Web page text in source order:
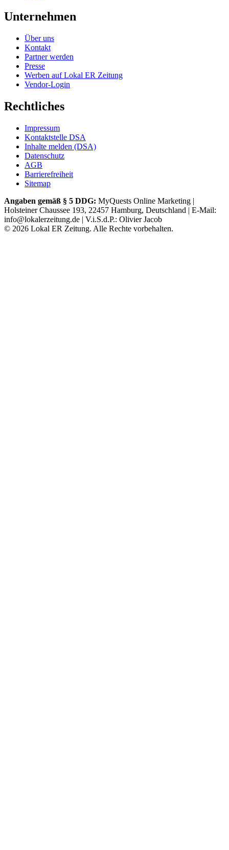
Unternehmen
Über uns
Kontakt
Partner werden
Presse
Werben auf Lokal ER Zeitung
Vendor-Login
Rechtliches
Impressum
Kontaktstelle DSA
Inhalte melden (DSA)
Datenschutz
AGB
Barrierefreiheit
Sitemap
Angaben gemäß § 5 DDG: MyQuests Online Marketing |
Holsteiner Chaussee 193, 22457 Hamburg, Deutschland | E-Mail:
info@lokalerzeitung.de | V.i.S.d.P.: Olivier Jacob
© 2026 Lokal ER Zeitung. Alle Rechte vorbehalten.